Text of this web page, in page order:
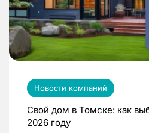
Новости компаний
Свой дом в Томске: как
2026 году